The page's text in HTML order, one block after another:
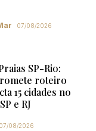
07/08/2026
SP-Rio:
roteiro
15 cidades no
e RJ
07/08/2026